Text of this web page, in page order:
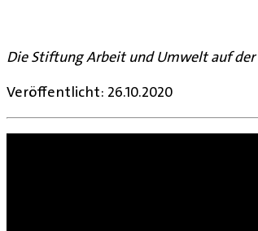
Die Stiftung Arbeit und Umwelt auf der
Veröffentlicht: 26.10.2020